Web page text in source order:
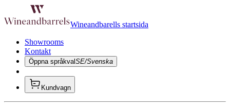
Wineandbarells startsida
Showrooms
Kontakt
Öppna språkvalSE/Svenska
Kundvagn